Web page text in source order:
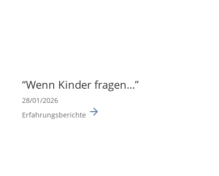
“Wenn Kinder fragen…”
28/01/2026
Erfahrungsberichte